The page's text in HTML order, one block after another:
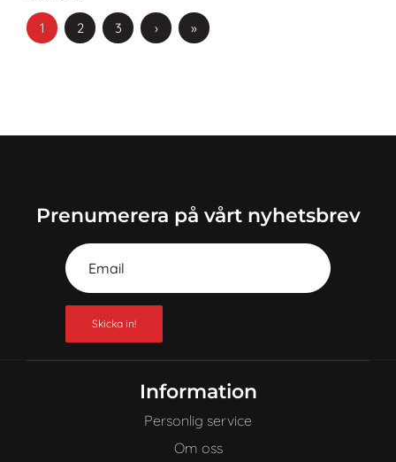
1 2 3 › »
Prenumerera på vårt nyhetsbrev
Skicka in!
Information
Personlig service
Om oss